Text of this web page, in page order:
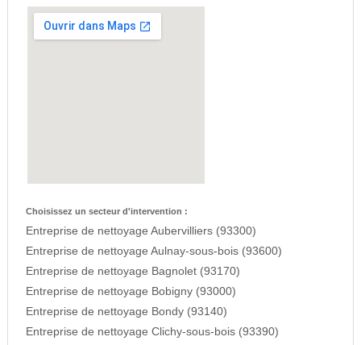
Choisissez un secteur d'intervention :
Entreprise de nettoyage Aubervilliers (93300)
Entreprise de nettoyage Aulnay-sous-bois (93600)
Entreprise de nettoyage Bagnolet (93170)
Entreprise de nettoyage Bobigny (93000)
Entreprise de nettoyage Bondy (93140)
Entreprise de nettoyage Clichy-sous-bois (93390)